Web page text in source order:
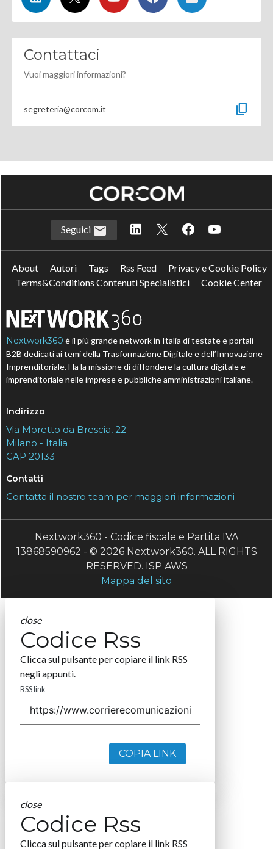
Contattaci
Vuoi maggiori informazioni?
segreteria@corcom.it content_copy
Seguici
About Autori Tags Rss Feed
Privacy e Cookie Policy
Terms&Conditions Contenuti Specialistici
Cookie Center
Nextwork360 è il più grande network in Italia di testate e portali
B2B dedicati ai temi della Trasformazione Digitale e dell’Innovazione
Imprenditoriale. Ha la missione di diffondere la cultura digitale e
imprenditoriale nelle imprese e pubbliche amministrazioni italiane.
Indirizzo
Via Moretto da Brescia, 22
Milano - Italia
CAP 20133
Contatti
Contatta il nostro team per maggiori informazioni
Nextwork360 - Codice fiscale e Partita IVA
13868590962 - © 2026 Nextwork360. ALL RIGHTS
RESERVED. ISP AWS
Mappa del sito
close
Codice Rss
Clicca sul pulsante per copiare il link RSS
negli appunti.
RSS link
COPIA LINK
close
Codice Rss
Clicca sul pulsante per copiare il link RSS